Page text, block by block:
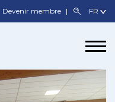
Devenir membre